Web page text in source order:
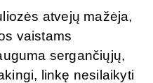
atvejų mažėja,
vaistams
sergančiųjų,
linkę nesilaikyti